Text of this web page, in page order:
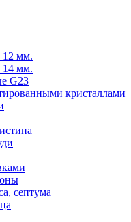
12 мм.
14 мм.
G23
кристаллами
септума